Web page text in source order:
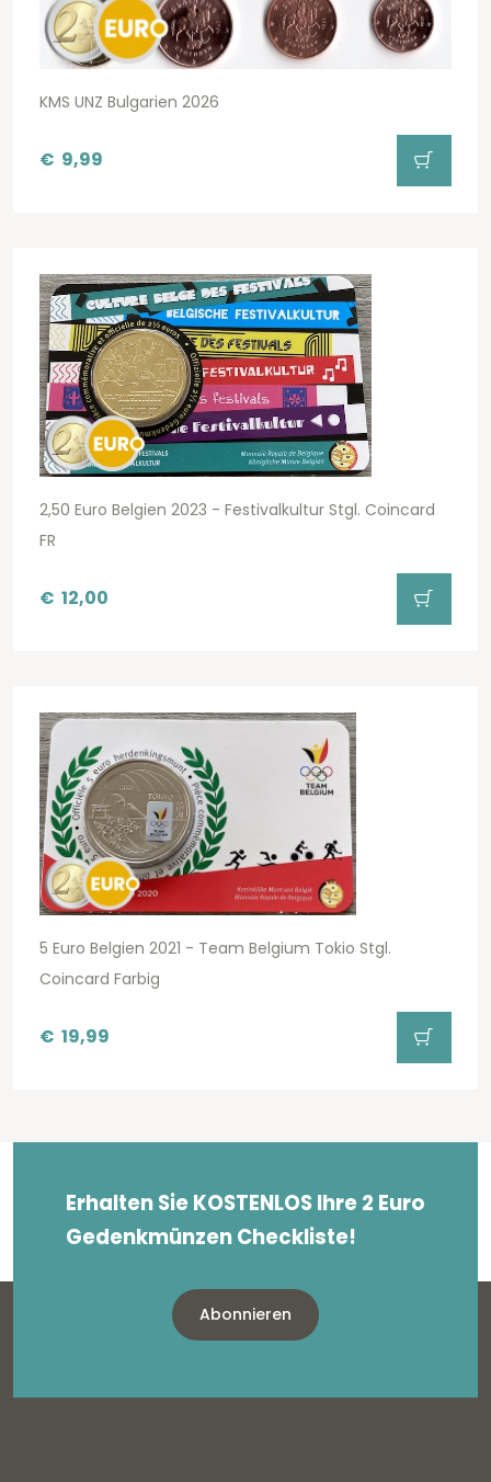
KMS UNZ Bulgarien 2026
€ 9,99
2,50 Euro Belgien 2023 - Festivalkultur Stgl. Coincard
FR
€ 12,00
5 Euro Belgien 2021 - Team Belgium Tokio Stgl.
Coincard Farbig
€ 19,99
Erhalten Sie KOSTENLOS Ihre 2 Euro
Gedenkmünzen Checkliste!
Abonnieren